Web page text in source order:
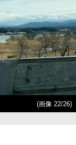
(画像 22/26)